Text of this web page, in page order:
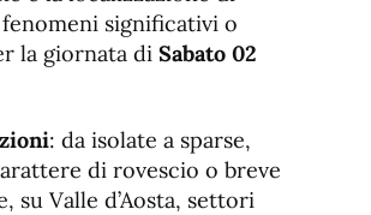
significativi o
la giornata di Sabato 02
: da isolate a sparse,
di rovescio o breve
su Valle d’Aosta, settori